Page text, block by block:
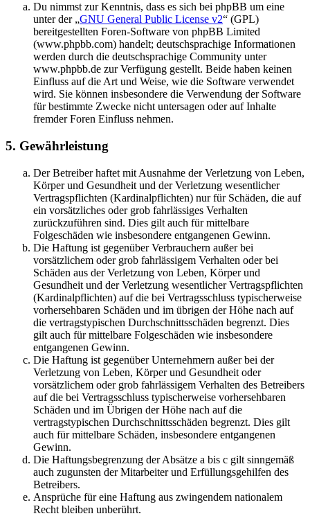
Du nimmst zur Kenntnis, dass es sich bei phpBB um eine
unter der „GNU General Public License v2“ (GPL)
bereitgestellten Foren-Software von phpBB Limited
(www.phpbb.com) handelt; deutschsprachige Informationen
werden durch die deutschsprachige Community unter
www.phpbb.de zur Verfügung gestellt. Beide haben keinen
Einfluss auf die Art und Weise, wie die Software verwendet
wird. Sie können insbesondere die Verwendung der Software
für bestimmte Zwecke nicht untersagen oder auf Inhalte
fremder Foren Einfluss nehmen.
5. Gewährleistung
Der Betreiber haftet mit Ausnahme der Verletzung von Leben,
Körper und Gesundheit und der Verletzung wesentlicher
Vertragspflichten (Kardinalpflichten) nur für Schäden, die auf
ein vorsätzliches oder grob fahrlässiges Verhalten
zurückzuführen sind. Dies gilt auch für mittelbare
Folgeschäden wie insbesondere entgangenen Gewinn.
Die Haftung ist gegenüber Verbrauchern außer bei
vorsätzlichem oder grob fahrlässigem Verhalten oder bei
Schäden aus der Verletzung von Leben, Körper und
Gesundheit und der Verletzung wesentlicher Vertragspflichten
(Kardinalpflichten) auf die bei Vertragsschluss typischerweise
vorhersehbaren Schäden und im übrigen der Höhe nach auf
die vertragstypischen Durchschnittsschäden begrenzt. Dies
gilt auch für mittelbare Folgeschäden wie insbesondere
entgangenen Gewinn.
Die Haftung ist gegenüber Unternehmern außer bei der
Verletzung von Leben, Körper und Gesundheit oder
vorsätzlichem oder grob fahrlässigem Verhalten des Betreibers
auf die bei Vertragsschluss typischerweise vorhersehbaren
Schäden und im Übrigen der Höhe nach auf die
vertragstypischen Durchschnittsschäden begrenzt. Dies gilt
auch für mittelbare Schäden, insbesondere entgangenen
Gewinn.
Die Haftungsbegrenzung der Absätze a bis c gilt sinngemäß
auch zugunsten der Mitarbeiter und Erfüllungsgehilfen des
Betreibers.
Ansprüche für eine Haftung aus zwingendem nationalem
Recht bleiben unberührt.